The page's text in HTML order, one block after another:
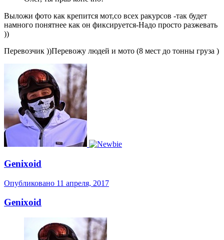
Выложи фото как крепится мот,со всех ракурсов -так будет
намного понятнее как он фиксируется-Надо просто разжевать
))
Перевозчик ))Перевожу людей и мото (8 мест до тонны груза )
Genixoid
Опубликовано 11 апреля, 2017
Genixoid